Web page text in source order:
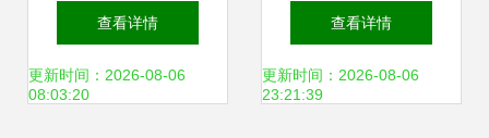
——2023中国（南
京）软博会引领软
查看详情
更新时间：2026-08-06
08:03:20
际软件产品和信息
服务交易博览会 驱
查看详情
更新时间：2026-08-06
23:21:39